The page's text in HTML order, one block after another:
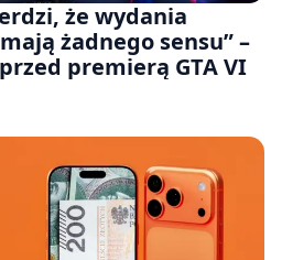
że wydania
żadnego sensu” –
premierą GTA VI